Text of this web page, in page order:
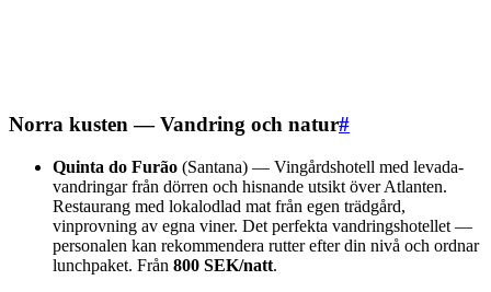
Norra kusten — Vandring och natur#
Quinta do Furão (Santana) — Vingårdshotell med levada-
vandringar från dörren och hisnande utsikt över Atlanten.
Restaurang med lokalodlad mat från egen trädgård,
vinprovning av egna viner. Det perfekta vandringshotellet —
personalen kan rekommendera rutter efter din nivå och ordnar
lunchpaket. Från 800 SEK/natt.